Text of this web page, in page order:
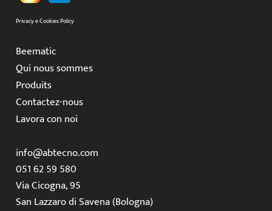
Privacy e Cookies Policy
Beematic
Qui nous sommes
Produits
Contactez-nous
Lavora con noi
info@abtecno.com
051 62 59 580
Via Cicogna, 95
San Lazzaro di Savena (Bologna)